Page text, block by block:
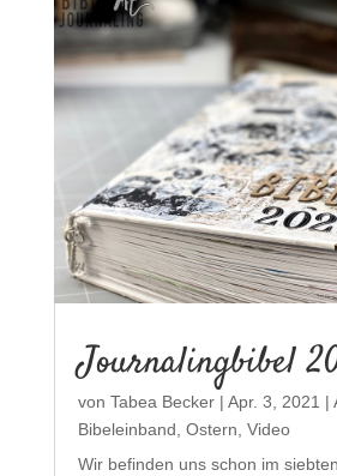
Journalingbibel
von Tabea Becker| Apr. 3, 2021 |
Bibeleinband, Ostern, Video
Wir befinden uns schon im